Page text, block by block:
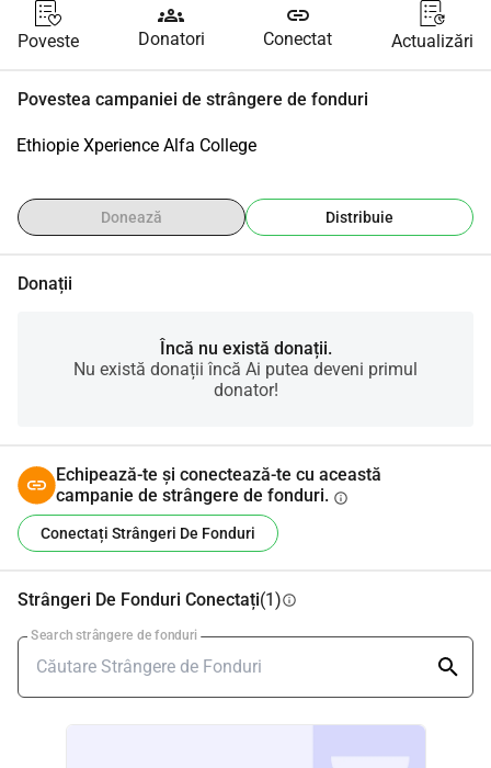
Poveste
groups
Donatori
link
Conectat Actualizări
Povestea campaniei de strângere de fonduri
Ethiopie Xperience Alfa College
Donează Distribuie
Donații
Încă nu există donații.
Nu există donații încă Ai putea deveni primul
donator!
Echipează-te și conectează-te cu această
campanie de strângere de fonduri. info
Conectați Strângeri De Fonduri
Strângeri De Fonduri Conectați(1)info
Search strângere de fonduri